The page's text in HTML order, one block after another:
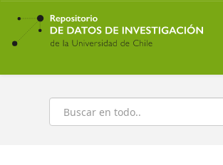
Ir
contenido
principal
Buscar